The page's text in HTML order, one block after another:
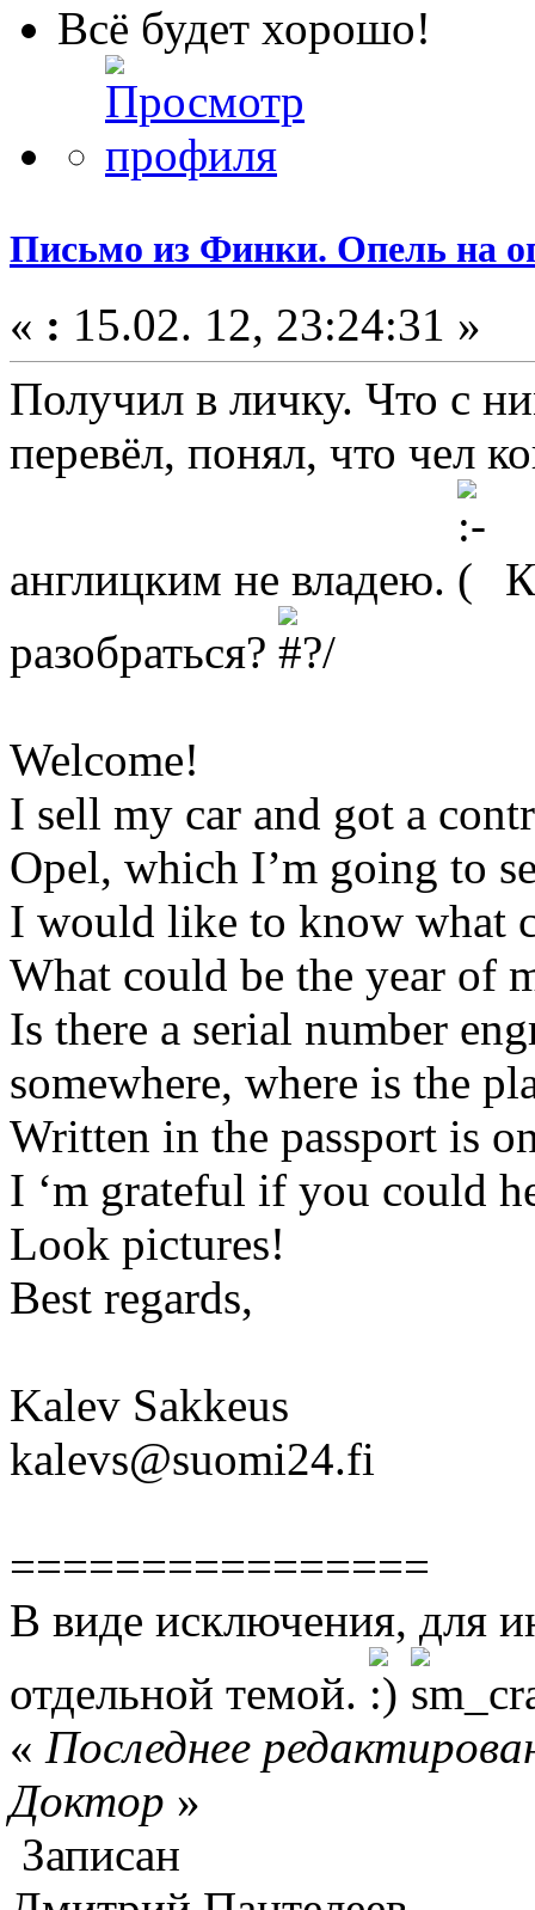
Всё будет хорошо!
Письмо из Финки. Опель на
« : 15.02. 12, 23:24:31 »
Получил в личку. Что с
перевёл, понял, что чел
англицким не владею.
разобраться?
Welcome!
I sell my car and got a
Opel, which I’m going to
I would like to know what
What could be the year of
Is there a serial number
somewhere, where is the
Written in the passport is
I ‘m grateful if you could
Look pictures!
Best regards,
Kalev Sakkeus
kalevs@suomi24.fi
================
В виде исключения, для
отдельной темой.
« Последнее
Доктор »
Записан